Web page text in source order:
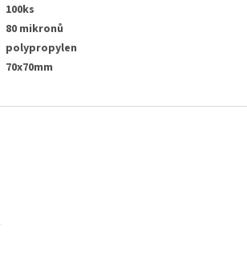
100ks
80 mikronů
polypropylen
70x70mm